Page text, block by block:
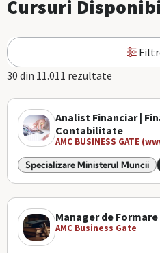
Cursuri
30 din 11.011 rezultate
Analist Financiar |
Contabilitate
AMC BUSINESS GATE
Specializare Ministerul Muncii
Manager de
AMC Business Gate